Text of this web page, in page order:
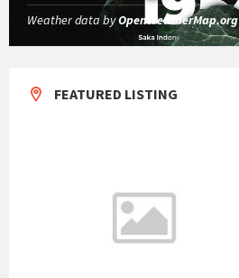
Weather data byOpenWeatherMap.org
FEATURED LISTING